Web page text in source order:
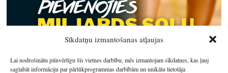
Sīkdatņu izmantošanas atļaujas
Lai nodrošinātu pilnvērtīgu šīs vietnes darbību, mēs izmantojam sīkdatnes, kas ļauj
saglabāt informāciju par pārlūkprogrammas darbībām un unikālu lietotāja